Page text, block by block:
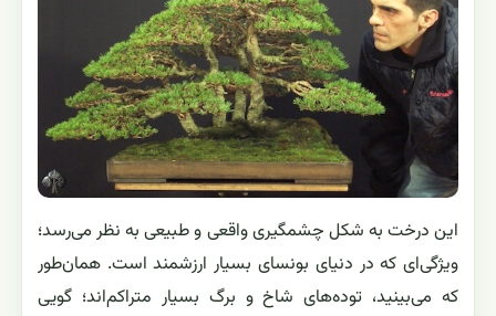
این درخت به شکل چشمگیری واقعی و طبیعی به نظر می‌رسد؛
ویژگی‌ای که در دنیای بونسای بسیار ارزشمند است. همان‌طور
که می‌بینید، توده‌های شاخ و برگ بسیار متراکم‌اند؛ گویی